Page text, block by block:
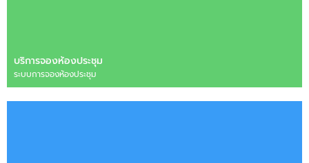
บริการจองห้องประชุม
ระบบการจองห้องประชุม